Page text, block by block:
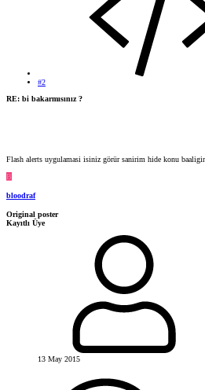
#2
RE: bi bakarmısınız ?
Flash alerts uygulamasi isiniz görür sanirim hide konu
B
bloodraf
Original poster
Kayıtlı Üye
13 May 2015